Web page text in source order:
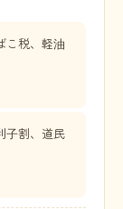
こ税、軽油
子割、道民